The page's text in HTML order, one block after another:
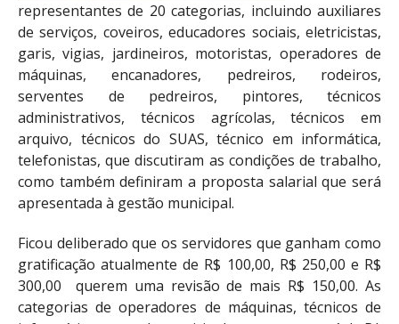
representantes de 20 categorias, incluindo auxiliares
de serviços, coveiros, educadores sociais, eletricistas,
garis, vigias, jardineiros, motoristas, operadores de
máquinas, encanadores, pedreiros, rodeiros,
serventes de pedreiros, pintores, técnicos
administrativos, técnicos agrícolas, técnicos em
arquivo, técnicos do SUAS, técnico em informática,
telefonistas, que discutiram as condições de trabalho,
como também definiram a proposta salarial que será
apresentada à gestão municipal.
Ficou deliberado que os servidores que ganham como
gratificação atualmente de R$ 100,00, R$ 250,00 e R$
300,00 querem uma revisão de mais R$ 150,00. As
categorias de operadores de máquinas, técnicos de